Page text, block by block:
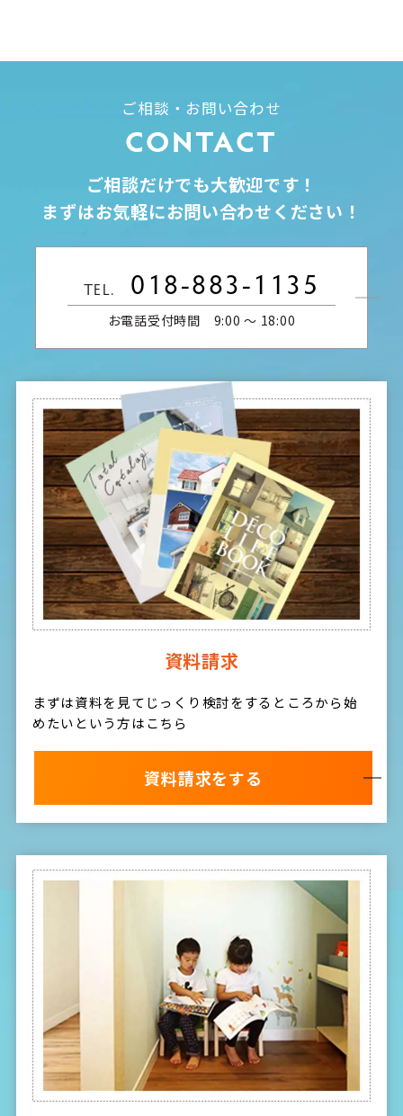
ご相談・お問い合わせ
CONTACT
ご相談だけでも大歓迎です！
まずはお気軽にお問い合わせください！
TEL. 018-883-1135
お電話受付時間 9:00 〜 18:00
資料請求
まずは資料を見てじっくり検討をするところから始
めたいという方はこちら
資料請求をする